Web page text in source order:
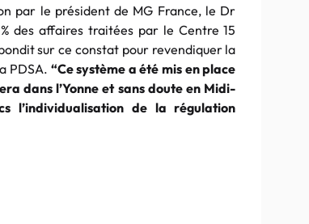
par le président de MG France, le Dr
des affaires traitées par le Centre 15
sur ce constat pour revendiquer la
PDSA. “Ce système a été mis en place
dans l’Yonne et sans doute en Midi-
l’individualisation de la régulation